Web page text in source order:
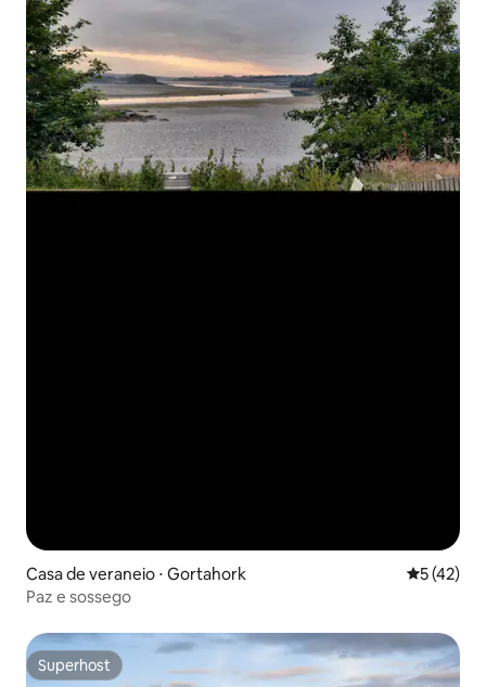
Casa de veraneio ⋅ Gortahork 5 de uma
5 (42)
Paz e sossego
Superhost
Superhost